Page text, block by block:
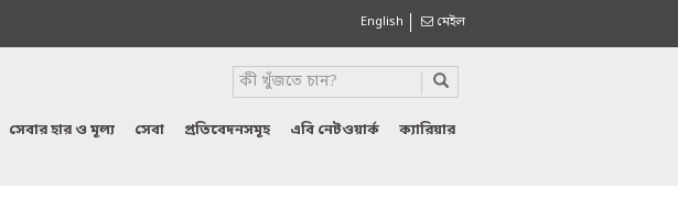
English মেইল
সেবার হার ও মূল্য সেবা প্রতিবেদনসমূহ এবি নেটওয়ার্ক ক্যারিয়ার